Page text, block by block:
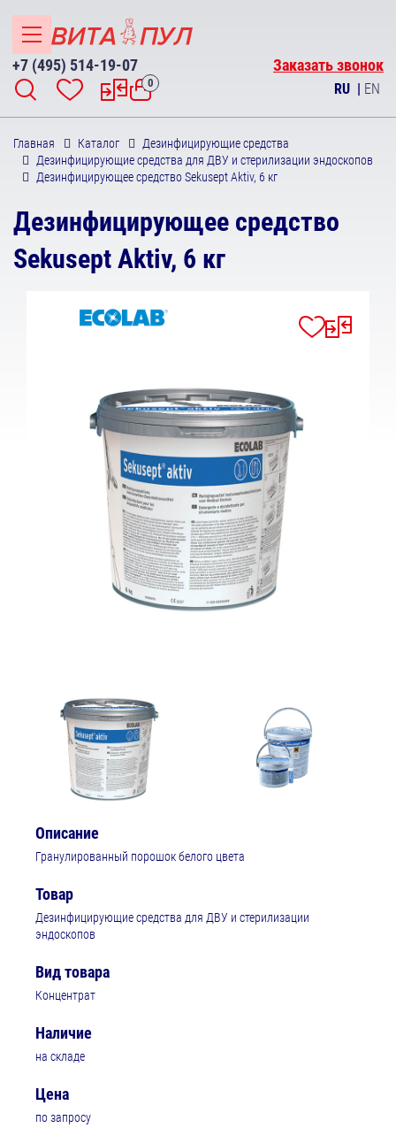
+7 (495) 514-19-07 Заказать звонок
0 RU | EN
Главная Каталог
Дезинфицирующие средства
Дезинфицирующие средства для ДВУ и стерилизации эндоскопов
Дезинфицирующее средство Sekusept Aktiv, 6 кг
Дезинфицирующее средство
Sekusept Aktiv, 6 кг
Описание
Гранулированный порошок белого цвета
Товар
Дезинфицирующие средства для ДВУ и стерилизации
эндоскопов
Вид товара
Концентрат
Наличие
на складе
Цена
по запросу